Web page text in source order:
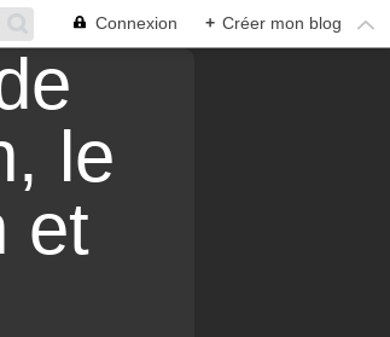
Connexion + Créer mon blog